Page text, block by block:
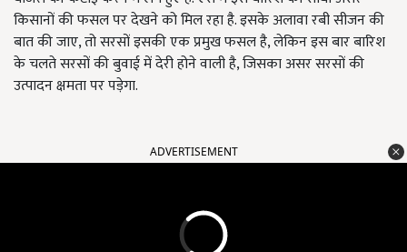
किसानों की फसल पर देखने को मिल रहा है. इसके अलावा रबी सीजन की
बात की जाए, तो सरसों इसकी एक प्रमुख फसल है, लेकिन इस बार बारिश
के चलते सरसों की बुवाई में देरी होने वाली है, जिसका असर सरसों की
उत्पादन क्षमता पर पड़ेगा.
ADVERTISEMENT